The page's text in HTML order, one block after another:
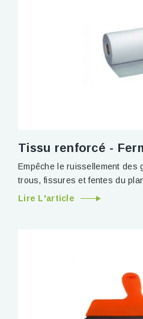
Tissu renforcé -
Empêche le ruissellement des
trous, fissures et fentes du
Lire L'article